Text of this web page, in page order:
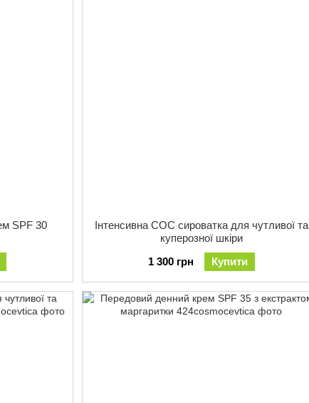
SPF 30
Інтенсивна СОС сироватка для чутливої та
куперозної шкіри
1 300 грн
Купити